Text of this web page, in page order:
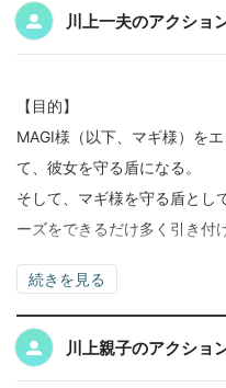
川上一夫のアクショ
【目的】
MAGI様（以下、マギ様）を
て、彼女を守る盾になる。
そして、マギ様を守る盾とし
ーズをできるだけ多く引き付
続きを見る
川上親子のアクショ